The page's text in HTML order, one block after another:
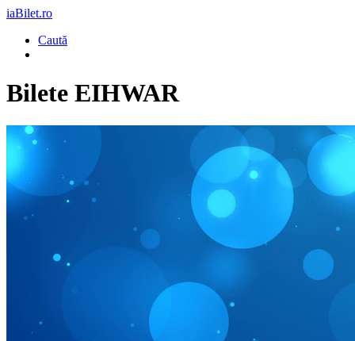
iaBilet.ro
Caută
Bilete EIHWAR